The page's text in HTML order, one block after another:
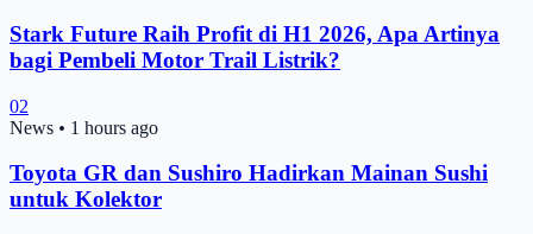
Stark Future Raih Profit di H1 2026, Apa Artinya
bagi Pembeli Motor Trail Listrik?
02
News • 1 hours ago
Toyota GR dan Sushiro Hadirkan Mainan Sushi
untuk Kolektor